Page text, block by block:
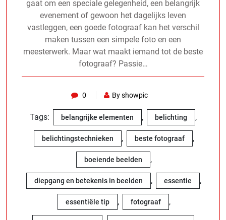
gaat om een speciale gelegenheid, een belangrijk
evenement of gewoon het dagelijks leven
vastleggen, een goede fotograaf kan het verschil
maken tussen een simpele foto en een
meesterwerk. Maar wat maakt iemand tot de beste
fotograaf? Passie…
0 By showpic
Tags: belangrijke elementen , belichting ,
belichtingstechnieken , beste fotograaf ,
boeiende beelden ,
diepgang en betekenis in beelden , essentie ,
essentiële tip , fotograaf ,